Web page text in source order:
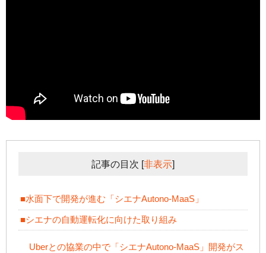
記事の目次 [非表示]
■水面下で開発が進む「シエナAutono-MaaS」
■シエナの自動運転化に向けた取り組み
Uberとの協業の中で「シエナAutono-MaaS」開発がス